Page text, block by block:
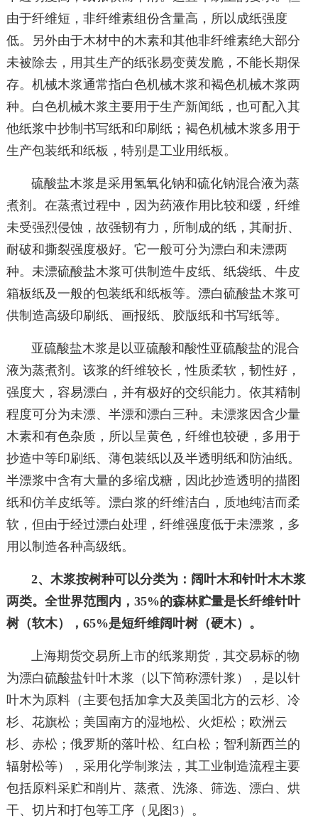
由于纤维短，非纤维素组份含量高，所以成纸强度
低。另外由于木材中的木素和其他非纤维素绝大部分
未被除去，用其生产的纸张易变黄发脆，不能长期保
存。机械木浆通常指白色机械木浆和褐色机械木浆两
种。白色机械木浆主要用于生产新闻纸，也可配入其
他纸浆中抄制书写纸和印刷纸；褐色机械木浆多用于
生产包装纸和纸板，特别是工业用纸板。
硫酸盐木浆是采用氢氧化钠和硫化钠混合液为蒸
煮剂。在蒸煮过程中，因为药液作用比较和缓，纤维
未受强烈侵蚀，故强韧有力，所制成的纸，其耐折、
耐破和撕裂强度极好。它一般可分为漂白和未漂两
种。未漂硫酸盐木浆可供制造牛皮纸、纸袋纸、牛皮
箱板纸及一般的包装纸和纸板等。漂白硫酸盐木浆可
供制造高级印刷纸、画报纸、胶版纸和书写纸等。
亚硫酸盐木浆是以亚硫酸和酸性亚硫酸盐的混合
液为蒸煮剂。该浆的纤维较长，性质柔软，韧性好，
强度大，容易漂白，并有极好的交织能力。依其精制
程度可分为未漂、半漂和漂白三种。未漂浆因含少量
木素和有色杂质，所以呈黄色，纤维也较硬，多用于
抄造中等印刷纸、薄包装纸以及半透明纸和防油纸。
半漂浆中含有大量的多缩戊糖，因此抄造透明的描图
纸和仿羊皮纸等。漂白浆的纤维洁白，质地纯洁而柔
软，但由于经过漂白处理，纤维强度低于未漂浆，多
用以制造各种高级纸。
2、木浆按树种可以分类为：阔叶木和针叶木木浆
两类。全世界范围内，35%的森林贮量是长纤维针叶
树（软木），65%是短纤维阔叶树（硬木）。
上海期货交易所上市的纸浆期货，其交易标的物
为漂白硫酸盐针叶木浆（以下简称漂针浆），是以针
叶木为原料（主要包括加拿大及美国北方的云杉、冷
杉、花旗松；美国南方的湿地松、火炬松；欧洲云
杉、赤松；俄罗斯的落叶松、红白松；智利新西兰的
辐射松等），采用化学制浆法，其工业制造流程主要
包括原料采贮和削片、蒸煮、洗涤、筛选、漂白、烘
干、切片和打包等工序（见图3）。